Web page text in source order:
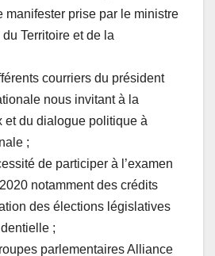
manifester prise par le ministre
Territoire et de la
courriers du président
nous invitant à la
et du dialogue politique à
;
de participer à l’examen
notamment des crédits
des élections législatives
;
parlementaires Alliance